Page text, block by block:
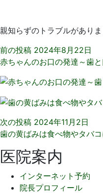
親知らずのトラブルがあり
前の投稿 2024年8月22日
赤ちゃんのお口の発達～歯
次の投稿 2024年11月2日
歯の黄ばみは食べ物やタバコ
医院案内
インターネット予約
院長プロフィール